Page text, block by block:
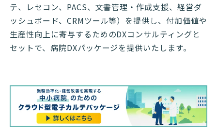
テ、レセコン、PACS、文書管理・作成支援、経営ダ
ッシュボード、CRMツール等）を提供し、付加価値や
生産性向上に寄与するためのDXコンサルティングと
セットで、病院DXパッケージを提供いたします。